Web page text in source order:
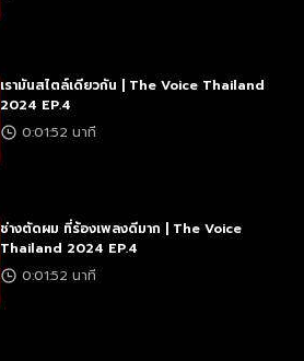
เรามันสไตล์เดียวกัน | The Voice Thailand
2024 EP.4
0:01:52 นาที
ช่างตัดผม ที่ร้องเพลงดีมาก | The Voice
Thailand 2024 EP.4
0:01:52 นาที